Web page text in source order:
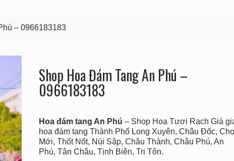
– 0966183183
Shop Hoa Đám Tang An Phú –
0966183183
Hoa đám tang An Phú – Shop Hoa Tươi Rạch Giá
hoa đám tang Thành Phố Long Xuyên, Châu Đốc,
Mới, Thốt Nốt, Núi Sập, Châu Thành, Châu Phú, An
Phú, Tân Châu, Tịnh Biên, Tri Tôn.